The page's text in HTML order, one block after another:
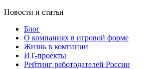
Новости и статьи
Блог
О компаниях в игровой форме
Жизнь в компании
ИТ-проекты
Рейтинг работодателей России